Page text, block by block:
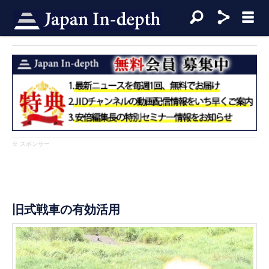
※ スポンサー
旧式戦車の有効活用